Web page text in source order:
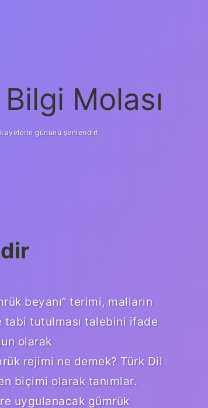
Molası
gününü şenlendir!
beyanı” terimi, malların
tabi tutulması talebini ifade
olarak
rejimi ne demek? Türk Dil
biçimi olarak tanımlar.
uygulanacak gümrük